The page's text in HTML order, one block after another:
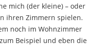
mich (der kleine) – oder
ihren Zimmern spielen.
noch im Wohnzimmer
Beispiel und eben die